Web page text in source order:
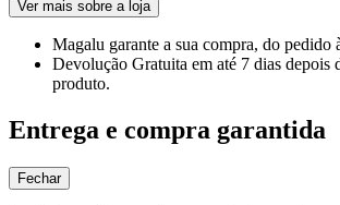
Ver mais sobre a loja
Magalu garante a sua compra, do pedido
Devolução Gratuita em até 7 dias depois
produto.
Entrega e compra garantida
Fechar